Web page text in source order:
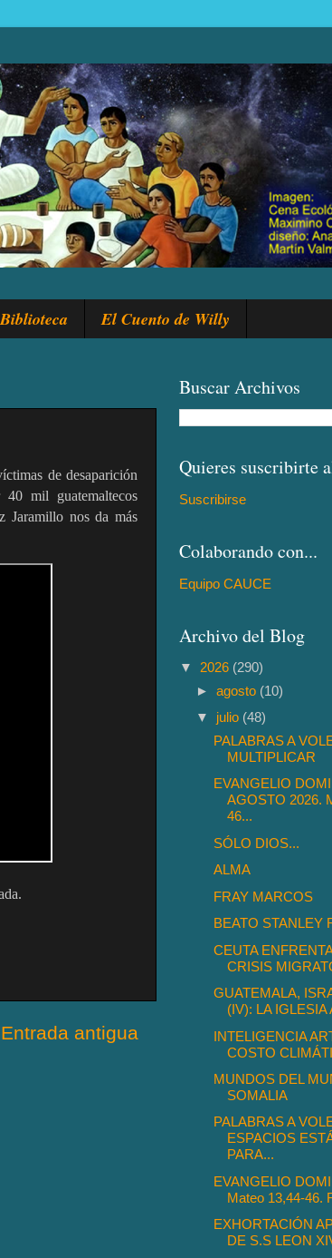
El Cuento de Willy
de desaparición
mil guatemaltecos
Jaramillo nos da más
Entrada antigua
Buscar Archivos
Quieres suscribirte
Suscribirse
Colaborando con...
Equipo CAUCE
Archivo del Blog
▼ 2026 (290)
►agosto (10)
▼ julio (48)
PALABRAS A
MULTIPLICAR
EVANGELIO
AGOSTO 2026.
46...
SÓLO DIOS...
ALMA
FRAY MARCOS
BEATO STANLEY
CEUTA
CRISIS
GUATEMALA,
(IV): LA IGLESIA
INTELIGENCIA
COSTO
MUNDOS DEL
SOMALIA
PALABRAS A
ESPACIOS
PARA...
EVANGELIO
Mateo 13,44-46.
EXHORTACIÓN
DE S.S LEON